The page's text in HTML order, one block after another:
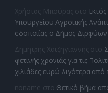
Χρήστος Μπούρας στο
Υπουργείου Αγροτικής
οδοποιίας ο Δήμος
Δημητρης Χατζηγιαννης στο
φετινής χρονιάς για τις
χιλιάδες ευρώ λιγότερα από
noname στο Θετικό βήμα